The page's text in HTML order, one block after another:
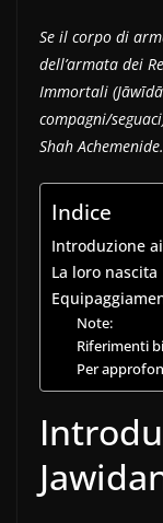
Se il corpo di
dell’armata dei
Immortali
compagni/
Shah Achemenide.
Indice
Introduzione
La loro nascita
Note:
Riferimenti
Per